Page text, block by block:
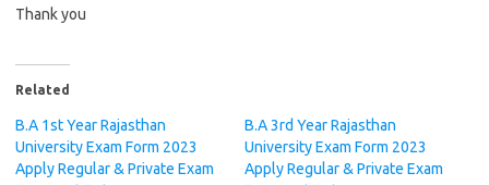
Thank you
Related
B.A 1st Year Rajasthan
University Exam Form 2023
Apply Regular & Private Exam
B.A 3rd Year Rajasthan
University Exam Form 2023
Apply Regular & Private Exam